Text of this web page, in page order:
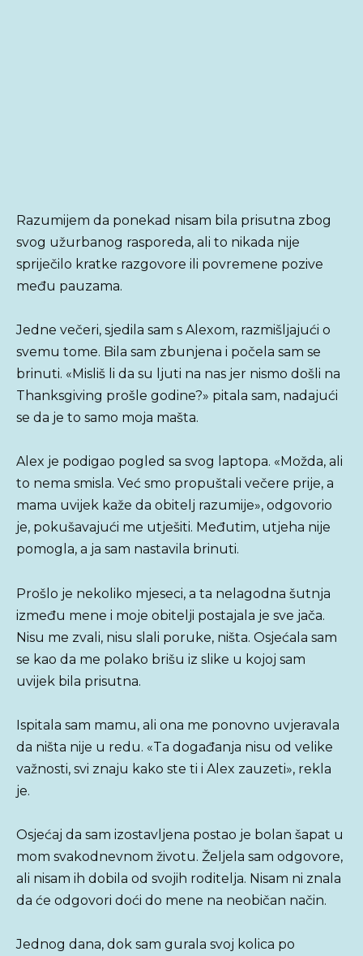
Razumijem da ponekad nisam bila prisutna zbog
svog užurbanog rasporeda, ali to nikada nije
spriječilo kratke razgovore ili povremene pozive
među pauzama.
Jedne večeri, sjedila sam s Alexom, razmišljajući o
svemu tome. Bila sam zbunjena i počela sam se
brinuti. «Misliš li da su ljuti na nas jer nismo došli na
Thanksgiving prošle godine?» pitala sam, nadajući
se da je to samo moja mašta.
Alex je podigao pogled sa svog laptopa. «Možda, ali
to nema smisla. Već smo propuštali večere prije, a
mama uvijek kaže da obitelj razumije», odgovorio
je, pokušavajući me utješiti. Međutim, utjeha nije
pomogla, a ja sam nastavila brinuti.
Prošlo je nekoliko mjeseci, a ta nelagodna šutnja
između mene i moje obitelji postajala je sve jača.
Nisu me zvali, nisu slali poruke, ništa. Osjećala sam
se kao da me polako brišu iz slike u kojoj sam
uvijek bila prisutna.
Ispitala sam mamu, ali ona me ponovno uvjeravala
da ništa nije u redu. «Ta događanja nisu od velike
važnosti, svi znaju kako ste ti i Alex zauzeti», rekla
je.
Osjećaj da sam izostavljena postao je bolan šapat u
mom svakodnevnom životu. Željela sam odgovore,
ali nisam ih dobila od svojih roditelja. Nisam ni znala
da će odgovori doći do mene na neobičan način.
Jednog dana, dok sam gurala svoj kolica po